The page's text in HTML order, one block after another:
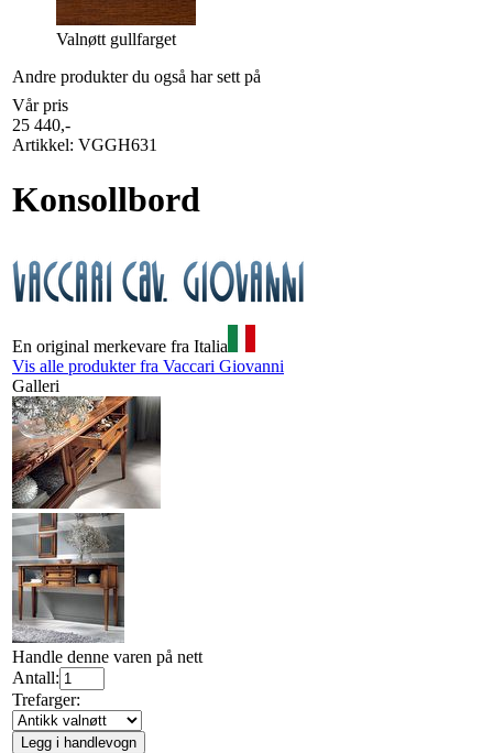
Valnøtt gullfarget
Andre produkter du også har sett på
Vår pris
25 440,-
Artikkel: VGGH631
Konsollbord
En original merkevare fra Italia
Vis alle produkter fra Vaccari Giovanni
Galleri
Handle denne varen på nett
Antall:
Trefarger:
Legg i handlevogn